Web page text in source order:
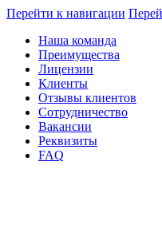
Перейти к навигации
Наша команда
Преимущества
Лицензии
Клиенты
Отзывы клиентов
Сотрудничество
Вакансии
Реквизиты
FAQ